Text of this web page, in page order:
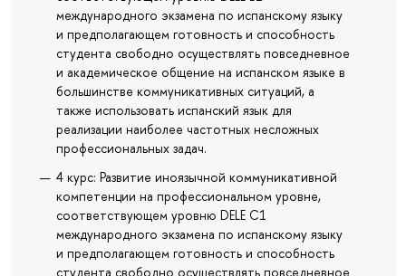
международного экзамена по испанскому языку
и предполагающем готовность и способность
студента свободно осуществлять повседневное
и академическое общение на испанском языке в
большинстве коммуникативных ситуаций, а
также использовать испанский язык для
реализации наиболее частотных несложных
профессиональных задач.
4 курс: Развитие иноязычной коммуникативной
компетенции на профессиональном уровне,
соответствующем уровню DELE C1
международного экзамена по испанскому языку
и предполагающем готовность и способность
студента свободно осуществлять повседневное